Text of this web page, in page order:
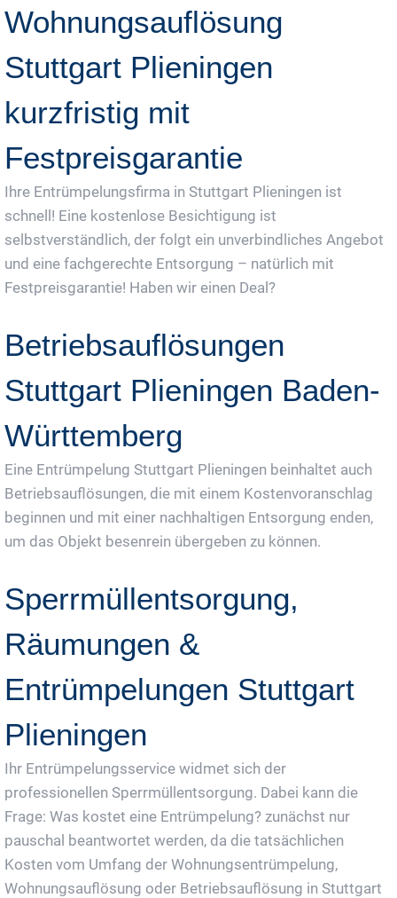
Wohnungsauflösung
Stuttgart Plieningen
kurzfristig mit
Festpreisgarantie
Ihre Entrümpelungsfirma in Stuttgart Plieningen ist
schnell! Eine kostenlose Besichtigung ist
selbstverständlich, der folgt ein unverbindliches Angebot
und eine fachgerechte Entsorgung – natürlich mit
Festpreisgarantie! Haben wir einen Deal?
Betriebsauflösungen
Stuttgart Plieningen Baden-
Württemberg
Eine Entrümpelung Stuttgart Plieningen beinhaltet auch
Betriebsauflösungen, die mit einem Kostenvoranschlag
beginnen und mit einer nachhaltigen Entsorgung enden,
um das Objekt besenrein übergeben zu können.
Sperrmüllentsorgung,
Räumungen &
Entrümpelungen Stuttgart
Plieningen
Ihr Entrümpelungsservice widmet sich der
professionellen Sperrmüllentsorgung. Dabei kann die
Frage: Was kostet eine Entrümpelung? zunächst nur
pauschal beantwortet werden, da die tatsächlichen
Kosten vom Umfang der Wohnungsentrümpelung,
Wohnungsauflösung oder Betriebsauflösung in Stuttgart